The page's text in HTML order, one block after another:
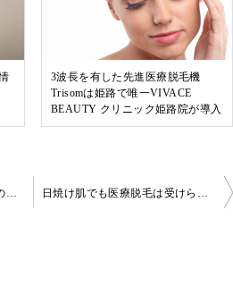
3波長を有した先進医療脱毛機
Trisomは姫路で唯一VIVACE
BEAUTY クリニック姫路院が導入
医療脱毛後に毛が抜けるまでの期間 日焼け肌でも医療脱毛は受けられる？基本的には難しい理由と対応可能なケース